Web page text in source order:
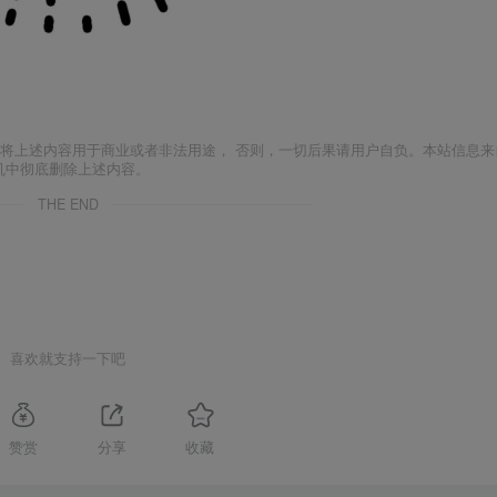
述内容用于商业或者非法用途， 否则，一切后果请用户自负。本站信息
彻底删除上述内容。
THE END
喜欢就支持一下吧
赞赏 分享 收藏